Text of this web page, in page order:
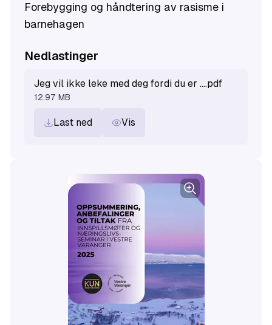
Forebygging og håndtering av rasisme i
barnehagen
Nedlastinger
Jeg vil ikke leke med deg fordi du er ....pdf
12.97 MB
Last ned Vis